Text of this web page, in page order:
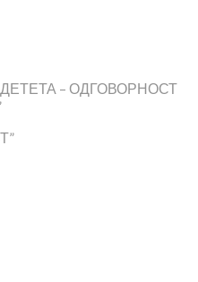
– ОДГОВОРНОСТ